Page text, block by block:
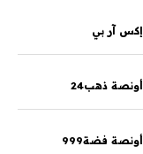
إكس آر بي
أونصة ذهب24
أونصة فضة999